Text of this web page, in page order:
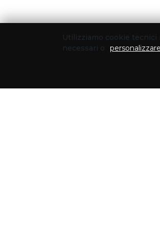
Utilizziamo cookie tecnici
necessari o
personalizzare